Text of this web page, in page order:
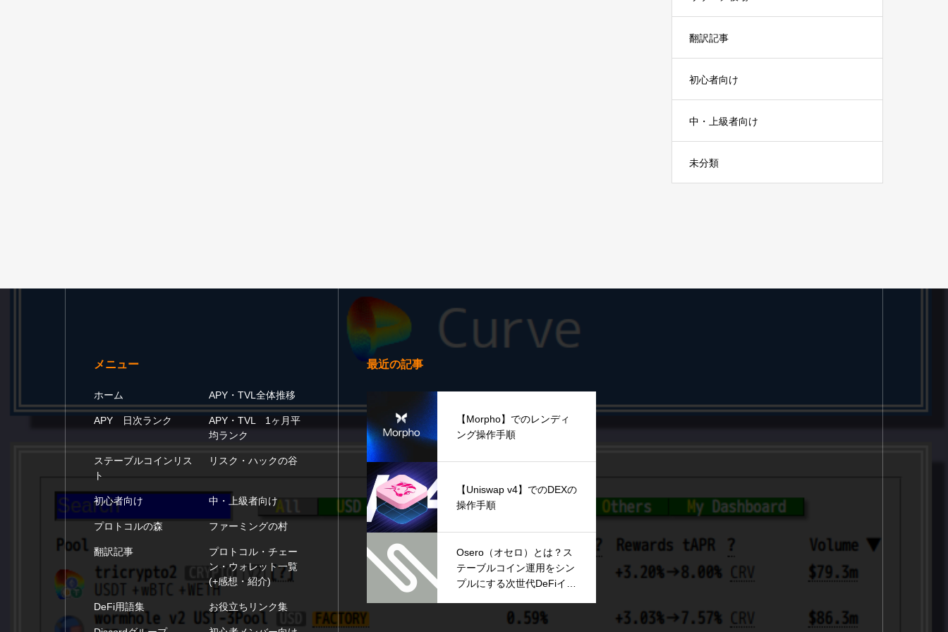
翻訳記事
初心者向け
中・上級者向け
未分類
メニュー
ホーム APY・TVL全体推移
APY 日次ランク
APY・TVL 1ヶ月平
均ランク
ステーブルコインリス
ト
リスク・ハックの谷
初心者向け 中・上級者向け
プロトコルの森 ファーミングの村
翻訳記事
プロトコル・チェー
ン・ウォレット一覧
(+感想・紹介)
DeFi用語集 お役立ちリンク集
最近の記事
【Morpho】でのレンディ
ング操作手順
【Uniswap v4】でのDEXの
操作手順
Osero（オセロ）とは？ス
テーブルコイン運用をシン
プルにする次世代DeFiイン